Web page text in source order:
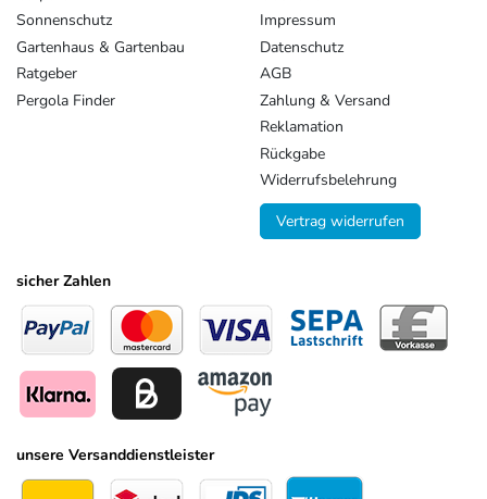
Sonnenschutz
Gartenhaus & Gartenbau
Ratgeber
Pergola Finder
Impressum
Datenschutz
AGB
Zahlung & Versand
Reklamation
Rückgabe
Widerrufsbelehrung
Vertrag widerrufen
sicher Zahlen
unsere Versanddienstleister